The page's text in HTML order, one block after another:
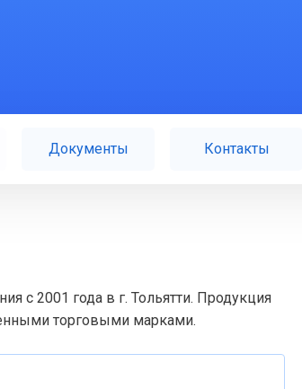
Документы Контакты
с 2001 года в г. Тольятти. Продукция
торговыми марками.